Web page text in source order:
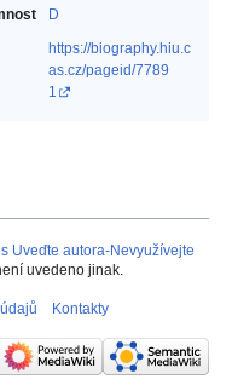
D
https://biography.hiu.c
as.cz/pageid/7789
1
Uveďte autora-Nevyužívejte
uvedeno jinak.
Kontakty